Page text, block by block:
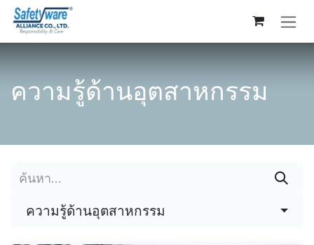
Skip to Content
ความรู้ด้านอุตสาหกรรม
ความรู้ด้านอุตสาหกรรม